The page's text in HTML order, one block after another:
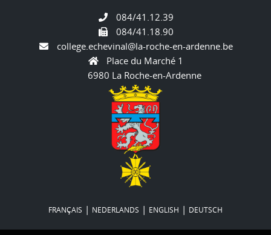
084/41.12.39
084/41.18.90
college.echevinal@la-roche-en-ardenne.be
Place du Marché 1
6980 La Roche-en-Ardenne
FRANÇAIS | NEDERLANDS | ENGLISH | DEUTSCH